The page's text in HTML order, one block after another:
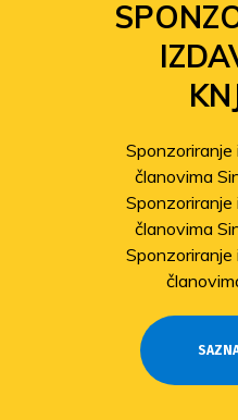
Povećanje
Sindikat
Odobrene